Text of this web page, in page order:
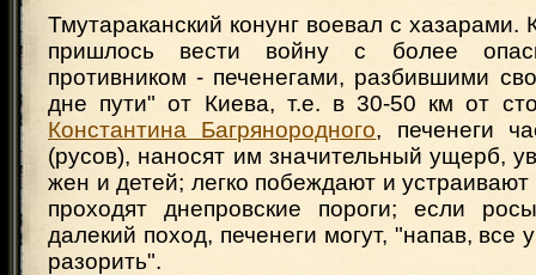
Тмутараканский конунг воевал с хазарами.
пришлось вести войну с более
противником - печенегами, разбившими
дне пути" от Киева, т.е. в 30-50 км от
Константина Багрянородного, печенеги
(русов), наносят им значительный ущерб,
жен и детей; легко побеждают и
проходят днепровские пороги; если
далекий поход, печенеги могут, "напав, все
разорить".